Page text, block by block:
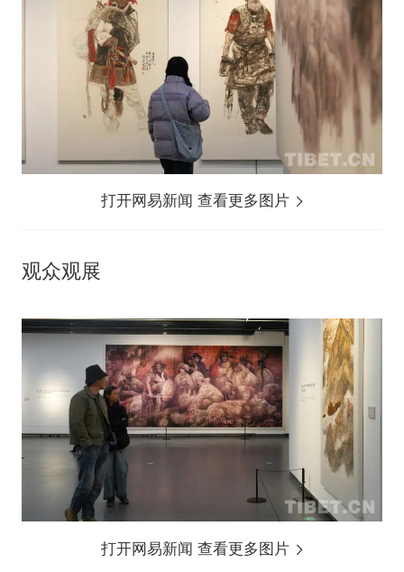
打开网易新闻 查看更多图片
观众观展
打开网易新闻 查看更多图片